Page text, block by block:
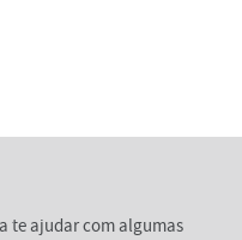
te ajudar com algumas